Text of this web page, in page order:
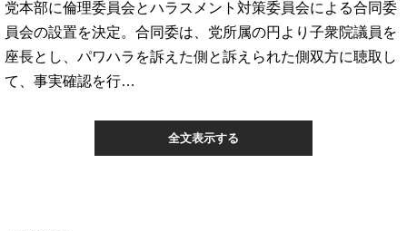
党本部に倫理委員会とハラスメント対策委員会による合同委
員会の設置を決定。合同委は、党所属の円より子衆院議員を
座長とし、パワハラを訴えた側と訴えられた側双方に聴取し
て、事実確認を行…
全文表示する